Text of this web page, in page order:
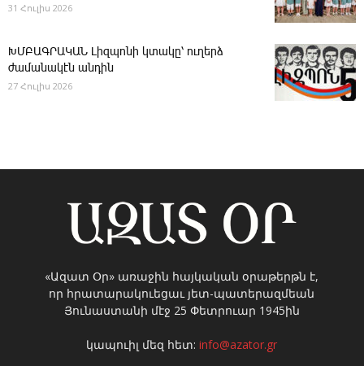
31 Հուլիս 2026
ԽՄԲԱԳՐԱԿԱՆ ­Լիզպոնի կտակը՝ ուղերձ
ժամանակէն անդին
27 Հուլիս 2026
«Ազատ Օր» առաջին հայկական օրաթերթն է,
որ հրատարակուեցաւ յետ-պատերազմեան
Յունաստանի մէջ 25 Փետրուար 1945ին
կապուիլ մեզ հետ:info@azator.gr